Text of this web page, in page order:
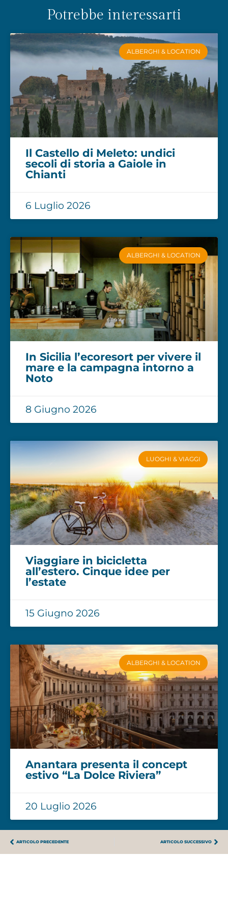
Potrebbe interessarti
ALBERGHI & LOCATION
Il Castello di Meleto: undici
secoli di storia a Gaiole in
Chianti
6 Luglio 2026
ALBERGHI & LOCATION
In Sicilia l’ecoresort per vivere il
mare e la campagna intorno a
Noto
8 Giugno 2026
LUOGHI & VIAGGI
Viaggiare in bicicletta
all’estero. Cinque idee per
l’estate
15 Giugno 2026
ALBERGHI & LOCATION
Anantara presenta il concept
estivo “La Dolce Riviera”
20 Luglio 2026
ARTICOLO PRECEDENTE ARTICOLO SUCCESSIVO